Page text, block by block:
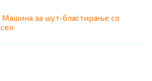
Машина за шут-бластирање со